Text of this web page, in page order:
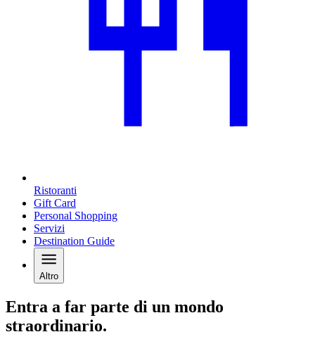
Ristoranti
Gift Card
Personal Shopping
Servizi
Destination Guide
Altro
Entra a far parte di un mondo
straordinario.